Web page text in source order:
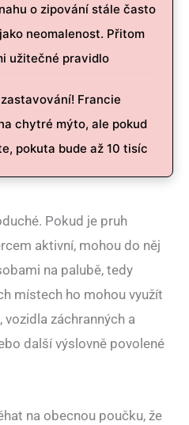
o zipování stále často
neomalenost. Přitom
užitečné pravidlo
Francie
chytré mýto, ale pokud
pokuta bude až 10 tisíc
Pokud je pruh
aktivní, mohou do něj
na palubě, tedy
místech ho mohou využít
záchranných a
další výslovně povolené
na obecnou poučku, že